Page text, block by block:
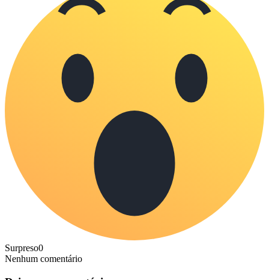
Surpreso0
Nenhum comentário